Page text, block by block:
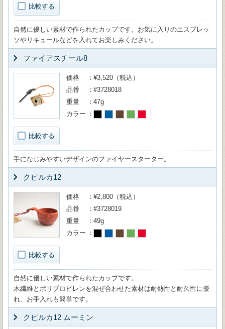
比較する
自然に優しい素材で作られたカップです。お気に入りのエスプレッ
ソやリキュールなどを入れてお楽しみください。
ファイアスチール8
比較する
価格
¥3,520（税込）
品番
#3728018
重量
47g
カラー
手になじみやすいデザインのファイヤースターター。
クピルカ12
比較する
価格
¥2,800（税込）
品番
#3728019
重量
49g
カラー
自然に優しい素材で作られたカップです。
木繊維とポリプロピレンを混ぜ合わせた素材は耐熱性と耐久性に優
れ、お手入れも簡単です。
クピルカ12 ムーミン